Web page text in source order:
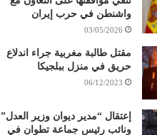
واشنطن في حرب إيران
03/05/2026
مقتل طالبة مغربية جراء اندلاع
حريق في منزل ببلجيكا
06/12/2023
إعتقال “مدير ديوان وزير العدل”
ونائب رئيس جماعة تطوان في